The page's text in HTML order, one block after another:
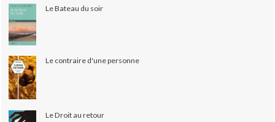
Le Bateau du soir
Le contraire d'une personne
Le Droit au retour